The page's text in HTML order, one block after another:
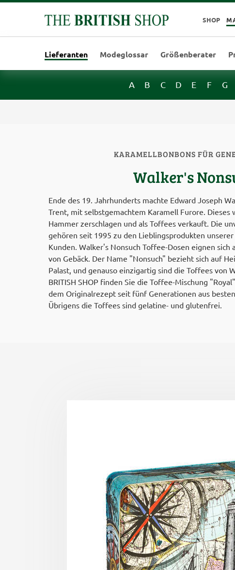
SHOP
Lieferanten Modeglossar Größenberater
A B C D E F G
KARAMELLBONBONS FÜR
Walker's
Ende des 19. Jahrhunderts machte Edward Joseph
Trent, mit selbstgemachtem Karamell Furore. Dieses
Hammer zerschlagen und als Toffees verkauft. Die
gehören seit 1995 zu den Lieblingsprodukten
Kunden. Walker's Nonsuch Toffee-Dosen eignen
von Gebäck. Der Name "Nonsuch" bezieht sich auf
Palast, und genauso einzigartig sind die Toffees von
BRITISH SHOP finden Sie die Toffee-Mischung
dem Originalrezept seit fünf Generationen aus
Übrigens die Toffees sind gelatine- und glutenfrei.